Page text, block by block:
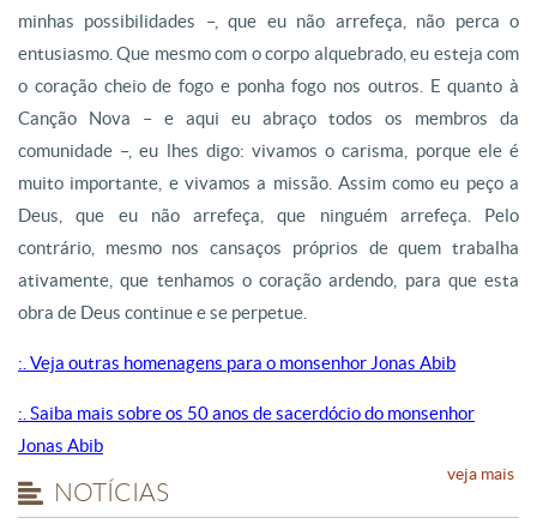
minhas possibilidades –, que eu não arrefeça, não perca o
entusiasmo. Que mesmo com o corpo alquebrado, eu esteja com
o coração cheio de fogo e ponha fogo nos outros. E quanto à
Canção Nova – e aqui eu abraço todos os membros da
comunidade –, eu lhes digo: vivamos o carisma, porque ele é
muito importante, e vivamos a missão. Assim como eu peço a
Deus, que eu não arrefeça, que ninguém arrefeça. Pelo
contrário, mesmo nos cansaços próprios de quem trabalha
ativamente, que tenhamos o coração ardendo, para que esta
obra de Deus continue e se perpetue.
:. Veja outras homenagens para o monsenhor Jonas Abib
:. Saiba mais sobre os 50 anos de sacerdócio do monsenhor
Jonas Abib
NOTÍCIAS
veja mais